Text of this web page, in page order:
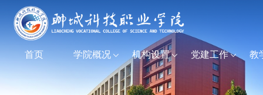
首页 学院概况 机构设置 党建工作 教